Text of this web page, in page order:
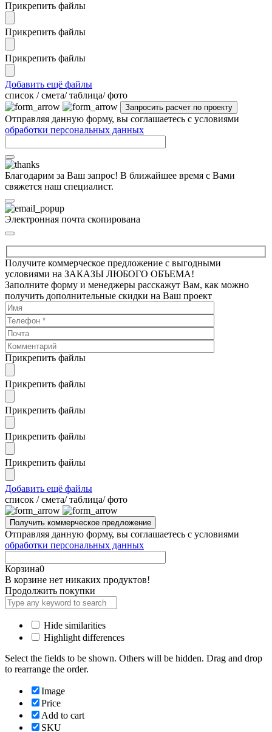
Прикрепить файлы
Прикрепить файлы
Прикрепить файлы
Добавить ещё файлы
cписок / смета/ таблица/ фото
Отправляя данную форму, вы соглашаетесь с условиями
обработки персональных данных
Благодарим за Ваш запрос! В ближайшее время с Вами
свяжется наш специалист.
Электронная почта скопирована
Получите коммерческое предложение с выгодными
условиями на ЗАКАЗЫ ЛЮБОГО ОБЪЕМА!
Заполните форму и менеджеры расскажут Вам, как можно
получить дополнительные скидки на Ваш проект
Прикрепить файлы
Прикрепить файлы
Прикрепить файлы
Прикрепить файлы
Прикрепить файлы
Добавить ещё файлы
cписок / смета/ таблица/ фото
Отправляя данную форму, вы соглашаетесь с условиями
обработки персональных данных
Корзина0
В корзине нет никаких продуктов!
Продолжить покупки
Hide similarities
Highlight differences
Select the fields to be shown. Others will be hidden. Drag and drop
to rearrange the order.
Image
Price
Add to cart
SKU